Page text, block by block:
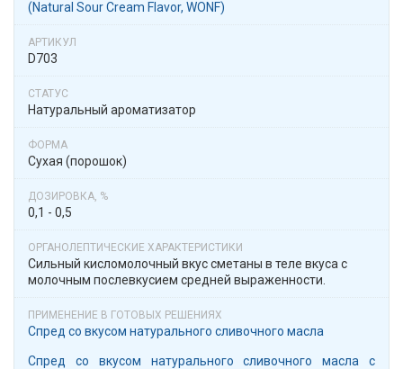
(​Natural Sour Cream Flavor, WONF)
D703
Натуральный ароматизатор
Сухая (порошок)
0,1 - 0,5
Сильный кисломолочный вкус сметаны в теле вкуса с
молочным послевкусием средней выраженности.
Спред со вкусом натурального сливочного масла
Спред со вкусом натурального сливочного масла с